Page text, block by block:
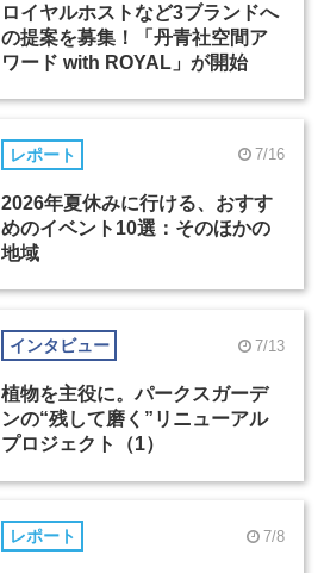
ロイヤルホストなど3ブランドへ
の提案を募集！「丹青社空間ア
ワード with ROYAL」が開始
レポート 7/16
2026年夏休みに行ける、おすす
めのイベント10選：そのほかの
地域
インタビュー 7/13
植物を主役に。パークスガーデ
ンの“残して磨く”リニューアル
プロジェクト（1）
レポート 7/8